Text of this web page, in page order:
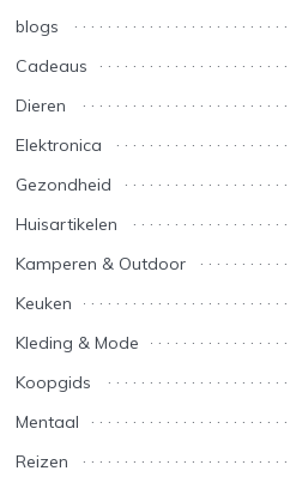
blogs
Cadeaus
Dieren
Elektronica
Gezondheid
Huisartikelen
Kamperen & Outdoor
Keuken
Kleding & Mode
Koopgids
Mentaal
Reizen